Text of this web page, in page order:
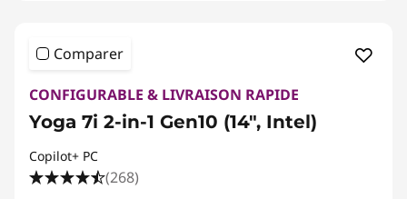
Comparer
CONFIGURABLE & LIVRAISON RAPIDE
Yoga 7i 2-in-1 Gen10 (14", Intel)
Copilot+ PC
(268)